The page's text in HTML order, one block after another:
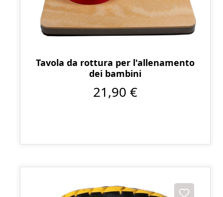
Tavola da rottura per l'allenamento
dei bambini
21,90 €